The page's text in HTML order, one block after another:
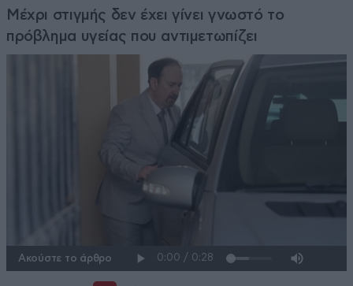
Μέχρι στιγμής δεν έχει γίνει γνωστό το
πρόβλημα υγείας που αντιμετωπίζει
Ακούστε το άρθρο